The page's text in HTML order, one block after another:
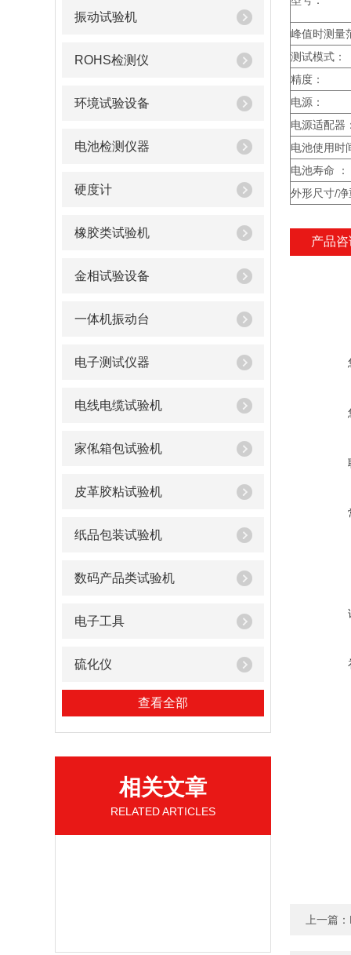
振动试验机
ROHS检测仪
环境试验设备
电池检测仪器
硬度计
橡胶类试验机
金相试验设备
一体机振动台
电子测试仪器
电线电缆试验机
家俬箱包试验机
皮革胶粘试验机
纸品包装试验机
数码产品类试验机
电子工具
硫化仪
查看全部
相关文章
RELATED ARTICLES
峰值时测量
测试模式：
精度：
电源：
电源适配器
电池使用时
电池寿命 ：
外形尺寸/净
产品
上一篇：